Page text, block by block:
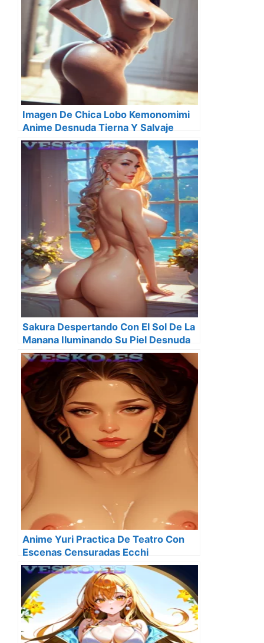
Imagen De Chica Lobo Kemonomimi
Anime Desnuda Tierna Y Salvaje
Sakura Despertando Con El Sol De La
Manana Iluminando Su Piel Desnuda
Anime Yuri Practica De Teatro Con
Escenas Censuradas Ecchi